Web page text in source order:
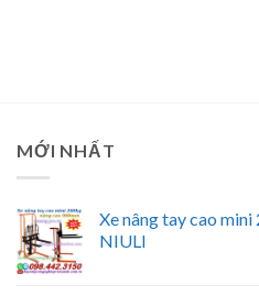
MỚI NHẤT
Xe nâng tay cao
NIULI